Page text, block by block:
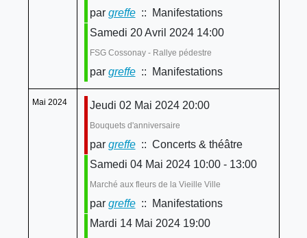
par greffe:: Manifestations
Samedi 20 Avril 2024 14:00
FSG Cossonay - Rallye pédestre
par greffe:: Manifestations
Mai 2024 Jeudi 02 Mai 2024 20:00
Bouquets d'anniversaire
par greffe:: Concerts & théâtre
Samedi 04 Mai 2024 10:00 - 13:00
Marché aux fleurs de la Vieille Ville
par greffe:: Manifestations
Mardi 14 Mai 2024 19:00